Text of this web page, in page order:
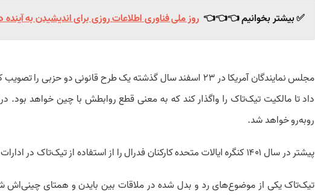
✅ بیشتر بخوانیم 👈👈👈 روز ملی فناوری اطلاعات روزی برای اندیشیدن به آینده
داد تا مالکیت تیک‌تاک را واگذار کند که به معنی قطع روابطش با چین خواهد بود.
رو‌به‌رو خواهد شد.
پیشتر در سال ۱۴۰۱ کنگره ایالات متحده کارکنان فدرال را از استفاده از تیک‌تاک در ادارات دولتی منع کرد.
تیک‌تاک یکی از موضوع‌های رد و بدل شده در ملاقات بین بایدن و همتای چینی‌اش